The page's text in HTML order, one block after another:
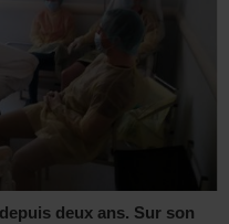
deux ans. Sur son